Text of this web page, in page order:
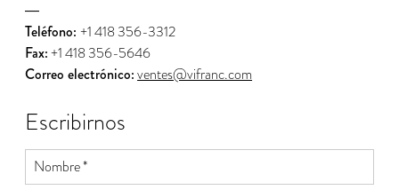
―
Teléfono:+1 418 356-3312
Fax:+1 418 356-5646
Correo electrónico:ventes@vifranc.com
Escribirnos
Nombre *